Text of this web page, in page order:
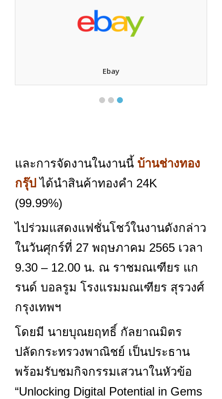
Ebay
และ​การจัดงานในงานนี้ บ้านช่างทอง
กรุ๊ป ได้นำสินค้าทองคำ 24K
(99.99%)
ไปร่วมแสดงแฟชั่นโชว์ในงานดังกล่าว
ในวันศุกร์ที่ 27 พฤษภาคม 2565 เวลา
9.30 – 12.00 น. ณ ราชมณเฑียร แก
รนด์ บอลรูม โรงแรมมณเฑียร สุรวงศ์
กรุงเทพฯ
โดยมี นายบุณยฤทธิ์ กัลยาณมิตร
ปลัดกระทรวงพาณิชย์ เป็นประธาน
พร้อมรับชมกิจกรรมเสวนาในหัวข้อ
“Unlocking Digital Potential in Gems